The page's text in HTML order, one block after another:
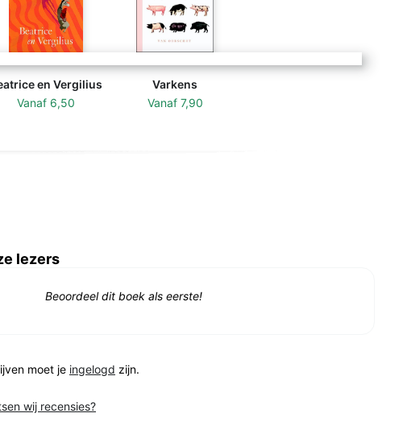
en Vergilius
Vanaf 6,50
Varkens
Vanaf 7,90
lezers
Beoordeel dit boek als eerste!
moet je ingelogd zijn.
wij recensies?